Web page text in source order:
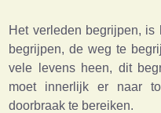
Het verleden begrijpen,
begrijpen, de weg te
vele levens heen, dit
moet innerlijk er naar
doorbraak te bereiken.